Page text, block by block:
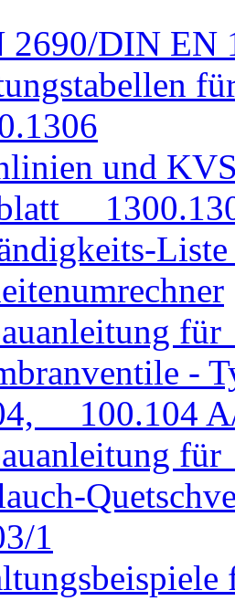
DIN EN
und
-
100.104
1